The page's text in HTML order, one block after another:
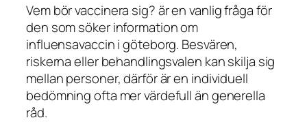
Vem bör vaccinera sig? är en vanlig fråga för
den som söker information om
influensavaccin i göteborg. Besvären,
riskerna eller behandlingsvalen kan skilja sig
mellan personer, därför är en individuell
bedömning ofta mer värdefull än generella
råd.